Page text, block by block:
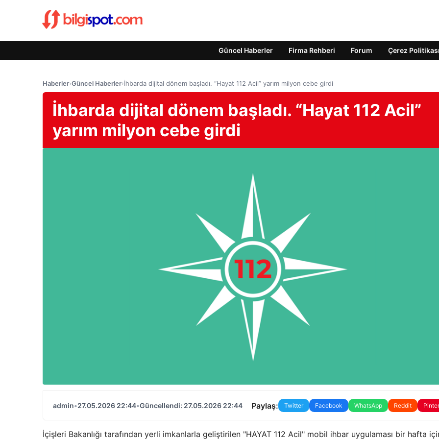
Güncel Haberler Firma Rehberi Forum Çerez Politikası
Haberler›Güncel Haberler›İhbarda dijital dönem başladı. “Hayat 112 Acil” yarım milyon cebe girdi
İhbarda dijital dönem başladı. “Hayat 112 Acil”
yarım milyon cebe girdi
admin•27.05.2026 22:44•Güncellendi: 27.05.2026 22:44 Paylaş: Twitter Facebook WhatsApp Reddit
İçişleri Bakanlığı tarafından yerli imkanlarla geliştirilen "HAYAT 112 Acil" mobil ihbar uygulaması bir hafta